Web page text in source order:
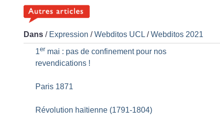
Dans / Expression /Webditos UCL /Webditos 2021
1er mai : pas de confinement pour nos
revendications !
Paris 1871
Révolution haïtienne (1791-1804)